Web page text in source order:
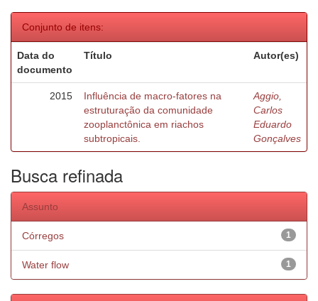
Conjunto de itens:
Data do
documento
Título Autor(es)
2015
Influência de macro-fatores na
estruturação da comunidade
zooplanctônica em riachos
subtropicais.
Aggio,
Carlos
Eduardo
Gonçalves
Busca refinada
Assunto
1
Córregos
1
Water flow